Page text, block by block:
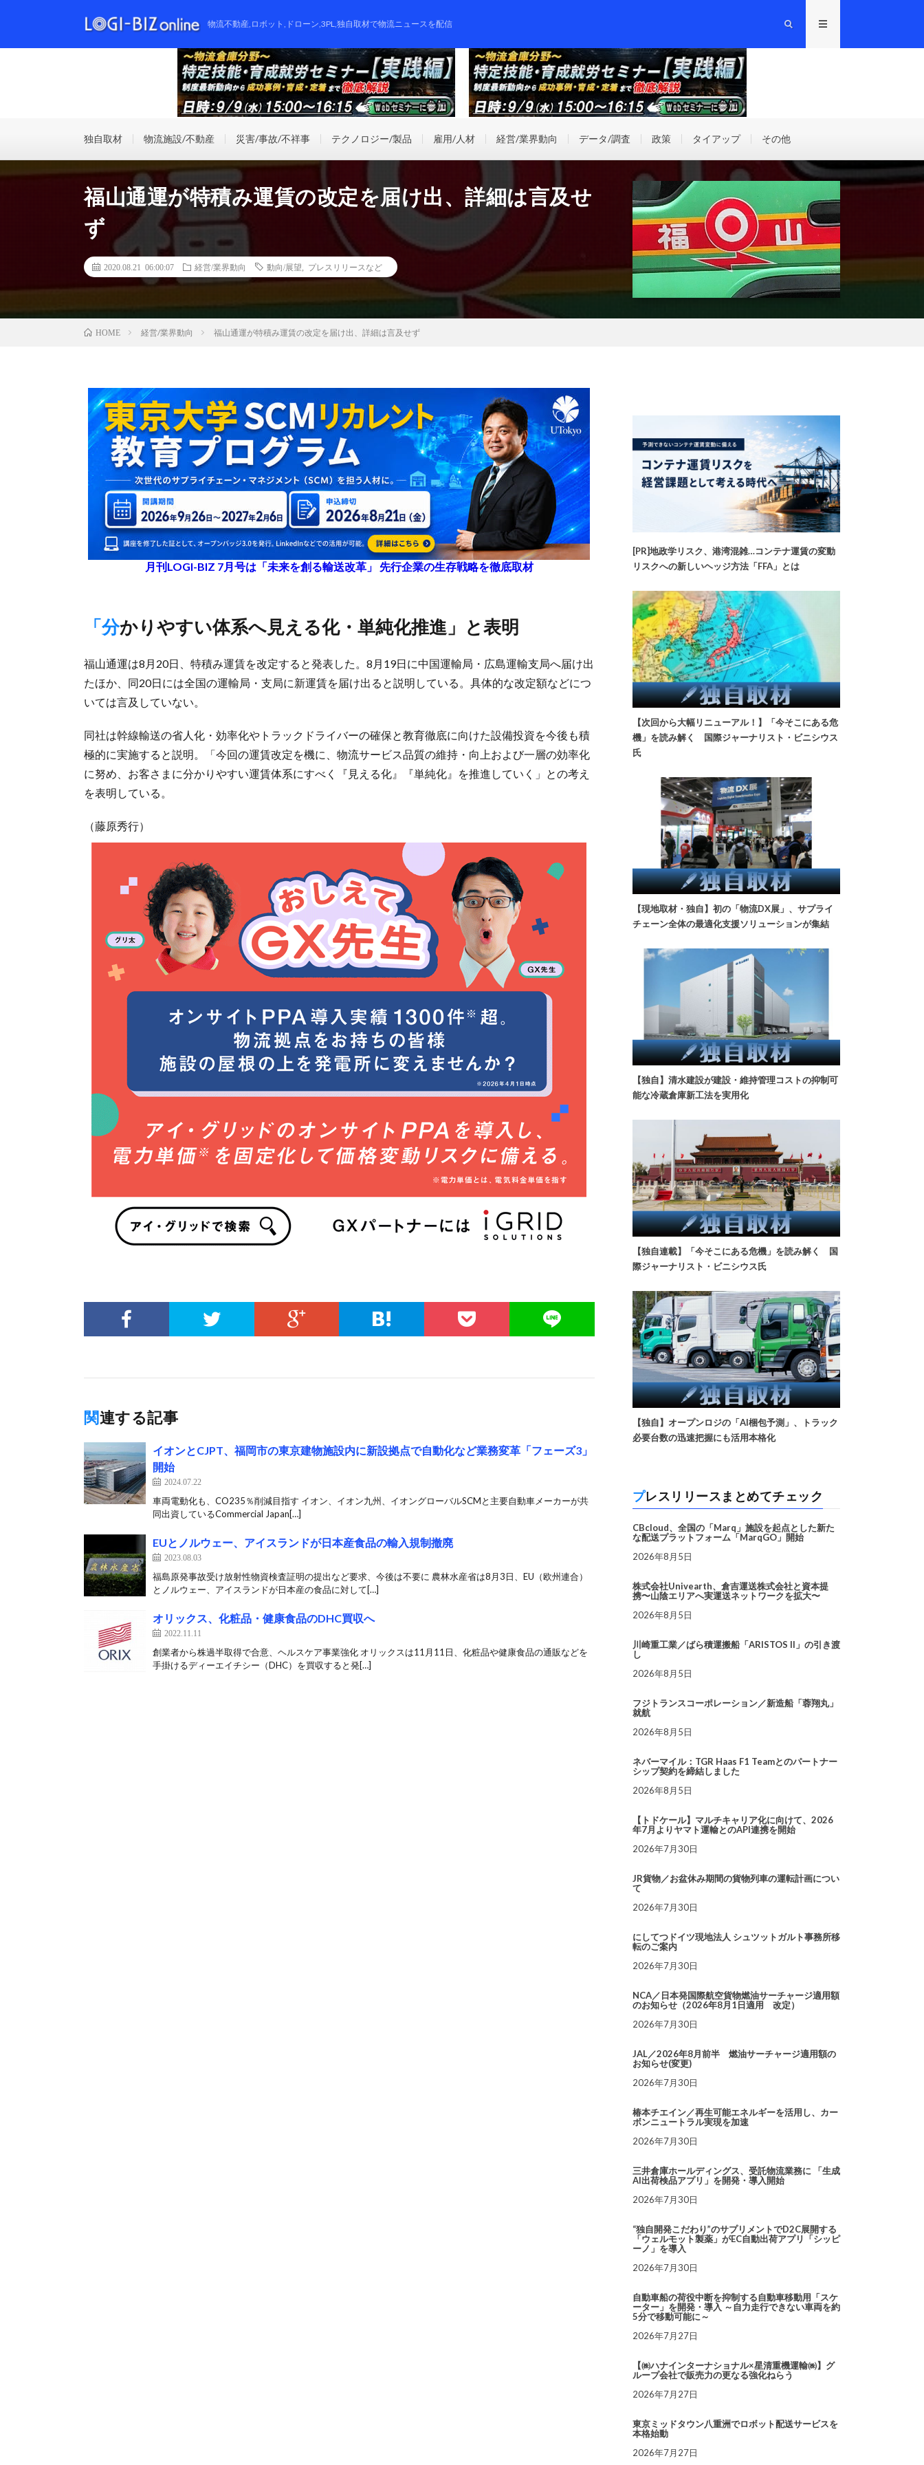
物流不動産,ロボット,ドローン,3PL,独自取材で物流ニュースを配信
独自取材 物流施設/不動産 災害/事故/不祥事 テクノロジー/製品 雇用/人材 経営/業界動向 データ/調査 政策 タイアップ その他
福山通運が特積み運賃の改定を届け出、詳細は言及せ
ず
2020.08.21 06:00:07 経営/業界動向 動向/展望 プレスリリースなど
HOME 経営/業界動向 福山通運が特積み運賃の改定を届け出、詳細は言及せず
月刊LOGI-BIZ 7月号は「未来を創る輸送改革」 先行企業の生存戦略を徹底取材
「分かりやすい体系へ見える化・単純化推進」と表明
福山通運は8月20日、特積み運賃を改定すると発表した。8月19日に中国運輸局・広島運輸支局へ届け出
たほか、同20日には全国の運輸局・支局に新運賃を届け出ると説明している。具体的な改定額などにつ
いては言及していない。
同社は幹線輸送の省人化・効率化やトラックドライバーの確保と教育徹底に向けた設備投資を今後も積
極的に実施すると説明。「今回の運賃改定を機に、物流サービス品質の維持・向上および一層の効率化
に努め、お客さまに分かりやすい運賃体系にすべく『見える化』『単純化』を推進していく」との考え
を表明している。
（藤原秀行）
関連する記事
イオンとCJPT、福岡市の東京建物施設内に新設拠点で自動化など業務変革「フェーズ3」
開始
2024.07.22
車両電動化も、CO235％削減目指す イオン、イオン九州、イオングローバルSCMと主要自動車メーカーが共
同出資しているCommercial Japan[…]
EUとノルウェー、アイスランドが日本産食品の輸入規制撤廃
2023.08.03
福島原発事故受け放射性物資検査証明の提出など要求、今後は不要に 農林水産省は8月3日、EU（欧州連合）
とノルウェー、アイスランドが日本産の食品に対して[…]
オリックス、化粧品・健康食品のDHC買収へ
2022.11.11
創業者から株過半取得で合意、ヘルスケア事業強化 オリックスは11月11日、化粧品や健康食品の通販などを
手掛けるディーエイチシー（DHC）を買収すると発[…]
[PR]地政学リスク、港湾混雑…コンテナ運賃の変動
リスクへの新しいヘッジ方法「FFA」とは
【次回から大幅リニューアル！】「今そこにある危
機」を読み解く 国際ジャーナリスト・ビニシウス
氏
【現地取材・独自】初の「物流DX展」、サプライ
チェーン全体の最適化支援ソリューションが集結
【独自】清水建設が建設・維持管理コストの抑制可
能な冷蔵倉庫新工法を実用化
【独自連載】「今そこにある危機」を読み解く 国
際ジャーナリスト・ビニシウス氏
【独自】オープンロジの「AI梱包予測」、トラック
必要台数の迅速把握にも活用本格化
プレスリリースまとめてチェック
CBcloud、全国の「Marq」施設を起点とした新た
な配送プラットフォーム「MarqGO」開始
2026年8月5日
株式会社Univearth、倉吉運送株式会社と資本提
携〜山陰エリアへ実運送ネットワークを拡大〜
2026年8月5日
川崎重工業／ばら積運搬船「ARISTOS II」の引き渡
し
2026年8月5日
フジトランスコーポレーション／新造船「蓉翔丸」
就航
2026年8月5日
ネバーマイル：TGR Haas F1 Teamとのパートナー
シップ契約を締結しました
2026年8月5日
【トドケール】マルチキャリア化に向けて、2026
年7月よりヤマト運輸とのAPI連携を開始
2026年7月30日
JR貨物／お盆休み期間の貨物列車の運転計画につい
て
2026年7月30日
にしてつドイツ現地法人 シュツットガルト事務所移
転のご案内
2026年7月30日
NCA／日本発国際航空貨物燃油サーチャージ適用額
のお知らせ（2026年8月1日適用 改定）
2026年7月30日
JAL／2026年8月前半 燃油サーチャージ適用額の
お知らせ(変更)
2026年7月30日
椿本チエイン／再生可能エネルギーを活用し、カー
ボンニュートラル実現を加速
2026年7月30日
三井倉庫ホールディングス、受託物流業務に 「生成
AI出荷検品アプリ」を開発・導入開始
2026年7月30日
“独自開発こだわり”のサプリメントでD2C展開する
「ウェルモット製薬」がEC自動出荷アプリ「シッピ
ーノ」を導入
2026年7月30日
自動車船の荷役中断を抑制する自動車移動用「スケ
ーター」を開発・導入 ～自力走行できない車両を約
5分で移動可能に～
2026年7月27日
【㈱ハナインターナショナル×星清重機運輸㈱】グ
ループ会社で販売力の更なる強化ねらう
2026年7月27日
東京ミッドタウン八重洲でロボット配送サービスを
本格始動
2026年7月27日